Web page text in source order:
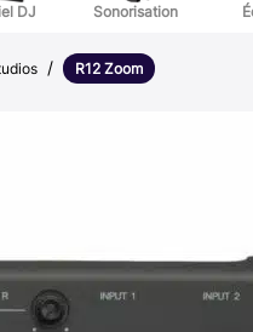
voix
détachées pour
DJ
DJ
Sonorisation
/ R12 Zoom